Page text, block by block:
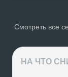
Смотреть все
НА ЧТО